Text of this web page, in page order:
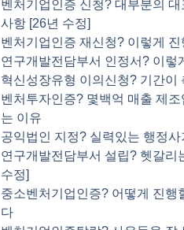
벤처기업인증 신청? 대부분의
사항 [26년 수정]
벤처기업인증 재신청? 이렇게
연구개발전담부서 인정서? 이렇
혁신성장유형 이의신청? 기간이
벤처투자인증? 몇백억 매출 제
는 이유
공익법인 지정? 실력있는 행정
연구개발전담부서 설립? 헷갈리
수정]
중소벤처기업인증? 어떻게 진행
다